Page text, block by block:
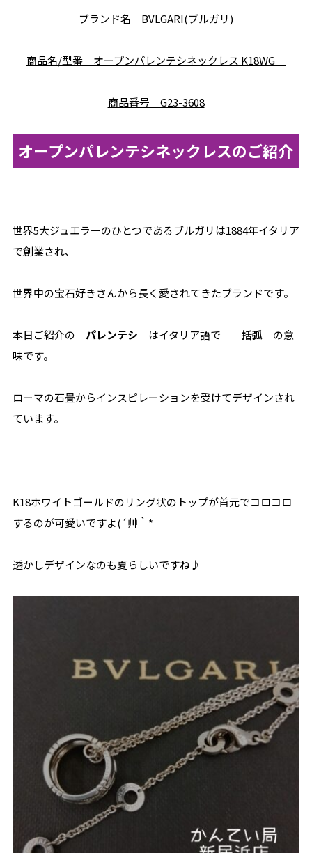
ブランド名 BVLGARI(ブルガリ)
商品名/型番 オープンパレンテシネックレス K18WG
商品番号 G23-3608
オープンパレンテシネックレスのご紹介
世界5大ジュエラーのひとつであるブルガリは1884年イタリア
で創業され、
世界中の宝石好きさんから長く愛されてきたブランドです。
本日ご紹介の パレンテシ はイタリア語で 括弧 の意
味です。
ローマの石畳からインスピレーションを受けてデザインされ
ています。
K18ホワイトゴールドのリング状のトップが首元でコロコロ
するのが可愛いですよ(´艸｀*
透かしデザインなのも夏らしいですね♪